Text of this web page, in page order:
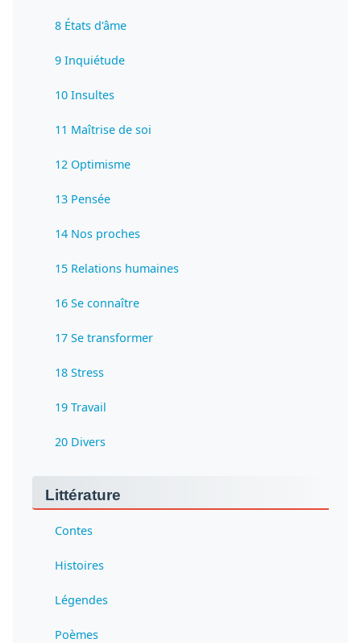
8 États d'âme
9 Inquiétude
10 Insultes
11 Maîtrise de soi
12 Optimisme
13 Pensée
14 Nos proches
15 Relations humaines
16 Se connaître
17 Se transformer
18 Stress
19 Travail
20 Divers
Littérature
Contes
Histoires
Légendes
Poèmes